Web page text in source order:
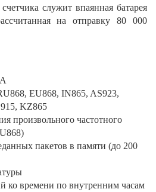
служит впаянная батарея
на отправку 80 000
EU868, IN865, AS923,
KZ865
произвольного частотного
пакетов в памяти (до 200
ко времени по внутренним часам